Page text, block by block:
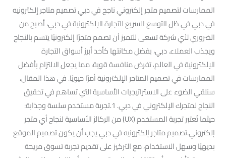
الممارسات لتصميم متجر إلكتروني ناجح في دبي تصميم متاجر إلكترونيه
في دبي في ظل التوسع السريع للتجارة الإلكترونية في دبي، أصبح من
الضروري لأي شركة تسعى للتميز أن تصمم متجرًا إلكترونيًا يتسم بالنجاح
ويجذب العملاء. دبي، بفضل مكانتها كأحد أبرز أسواق التجارة
الإلكترونية في العالم، تفرض منافسة قوية، مما يجعل الالتزام بأفضل
الممارسات في تصميم المتاجر الإلكترونية أمرًا حيويًا. في هذا المقال،
سنلقي الضوء على الاستراتيجيات الأساسية التي تساهم في تحقيق
النجاح لمتجرك الإلكتروني في دبي. 1.تجربة مستخدم سلسة وجذابة:
حيثما تُعتبر تجربة المستخدم (UX) من الركائز الأساسية لنجاح أي متجر
إلكتروني.تصميم متاجر إلكترونيه في دبي يجب أن يكون تصميم الموقع
بديهيًا وسهل الاستخدام، مع التركيز على تقديم تجربة تسوق مريحة